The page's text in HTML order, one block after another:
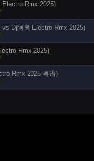
Electro Rmx 2025)
vs Dj阿良 Electro Rmx 2025)
Rmx 2025)
Rmx 2025 粤语)